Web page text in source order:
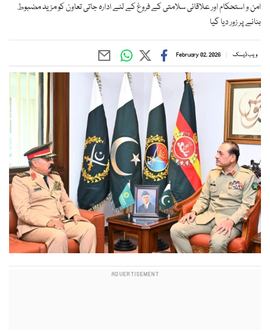
امن و استحکام اور علاقائی سلامتی کے فروغ کے لئے ادارہ جاتی تعاون کو مزید مضبوط
بنانے پر زور دیا گیا
ویب ڈیسک February 02, 2026